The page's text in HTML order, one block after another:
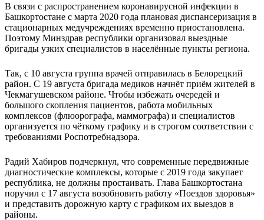
В связи с распространением коронавирусной инфекции в
Башкортостане с марта 2020 года плановая диспансеризация в
стационарных медучреждениях временно приостановлена.
Поэтому Минздрав республики организовал выездные
бригады узких специалистов в населённые пункты региона.
Так, с 10 августа группа врачей отправилась в Белорецкий
район. С 19 августа бригада медиков начнёт приём жителей в
Чекмагушевском районе. Чтобы избежать очередей и
большого скопления пациентов, работа мобильных
комплексов (флюорографа, маммографа) и специалистов
организуется по чёткому графику и в строгом соответствии с
требованиями Роспотребнадзора.
Радий Хабиров подчеркнул, что современные передвижные
диагностические комплексы, которые с 2019 года закупает
республика, не должны простаивать. Глава Башкортостана
поручил с 17 августа возобновить работу «Поездов здоровья»
и представить дорожную карту с графиком их выездов в
районы.